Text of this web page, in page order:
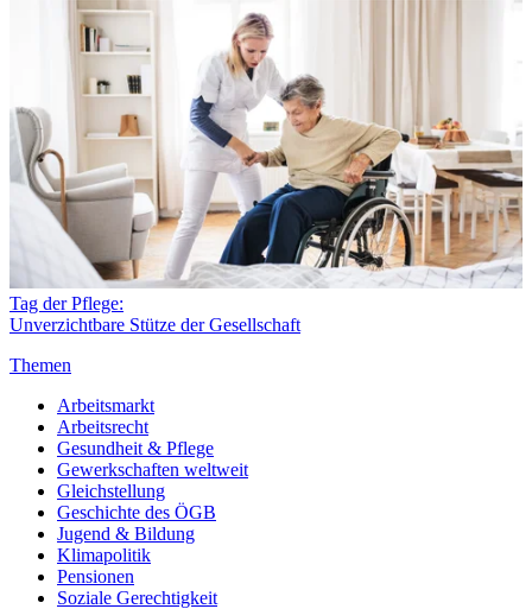
Tag der Pflege:
Unverzichtbare Stütze der Gesellschaft
Themen
Arbeitsmarkt
Arbeitsrecht
Gesundheit & Pflege
Gewerkschaften weltweit
Gleichstellung
Geschichte des ÖGB
Jugend & Bildung
Klimapolitik
Pensionen
Soziale Gerechtigkeit